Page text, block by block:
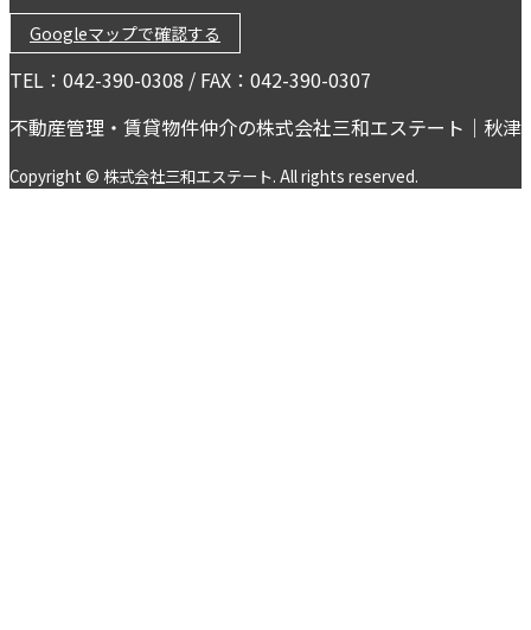
Googleマップで確認する
TEL：042-390-0308 / FAX：042-390-0307
不動産管理・賃貸物件仲介の株式会社三和エステート｜秋
Copyright © 株式会社三和エステート. All rights reserved.